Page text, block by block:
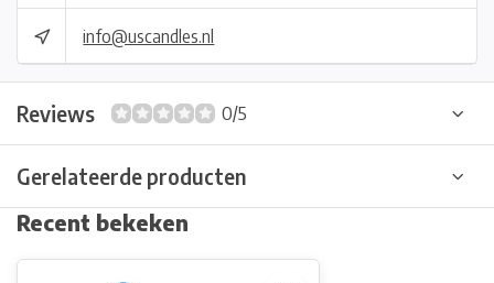
info@uscandles.nl
Reviews 0/5
Gerelateerde producten
Recent bekeken